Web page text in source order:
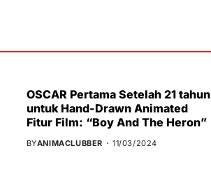
OSCAR Pertama Setelah 21 tahun
untuk Hand-Drawn Animated
Fitur Film: “Boy And The Heron”
BYANIMACLUBBER 11/03/2024